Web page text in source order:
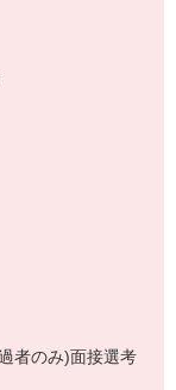
者のみ)面接選考